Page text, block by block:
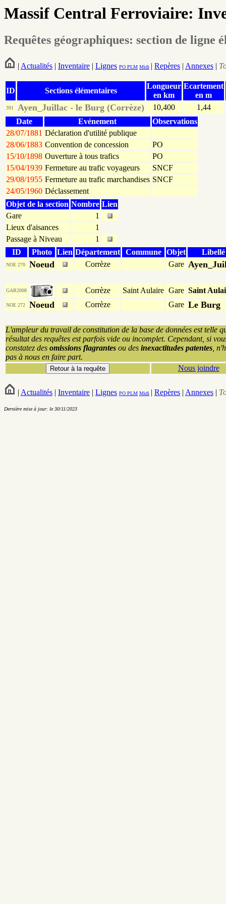
Massif Central Ferroviaire:
Requêtes géographiques: section de ligne
| Actualités | Inventaire | Lignes PO PLM Midi | Repères | Annexes |
ID Sections élémentaires
Longueur
en km
Ecartement
en m
391 Ayen_Juillac - le Burg (Corrèze) 10,400
1,44
Date
Evénement
Observations
28/07/1881 Déclaration d'utilité publique
28/06/1883 Convention de concession
PO
15/10/1898 Ouverture à tous trafics
PO
15/04/1939 Fermeture au trafic voyageurs
SNCF
29/08/1955 Fermeture au trafic marchandises SNCF
24/05/1960 Déclassement
Objet de la section Nombre Lien
Gare
1
Lieux d'aisances
1
Passage à Niveau
1
ID
Photo Lien Département Commune Objet Libellé
NOE 270 Noeud Corrèze Gare
GAR2008 Corrèze Saint Aulaire Gare Saint
NOE 272 Noeud Corrèze Gare Le Burg
L'ampleur du travail de constitution de la base de données est telle
résultat des requêtes est parfois vide ou incomplet. Cependant, si
constatez des omissions flagrantes ou des inexactitudes patentes ,
pas à nous en faire part.
Nous joindre
| Actualités | Inventaire | Lignes PO PLM Midi | Repères | Annexes |
Dernière mise à jour: le 30/11/2023